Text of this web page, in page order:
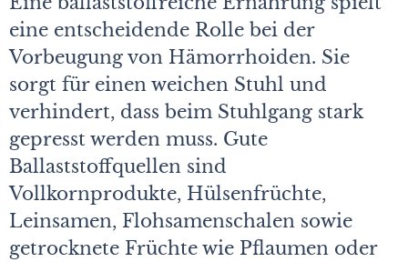
eine entscheidende Rolle bei der
Vorbeugung von Hämorrhoiden. Sie
sorgt für einen weichen Stuhl und
verhindert, dass beim Stuhlgang stark
gepresst werden muss. Gute
Ballaststoffquellen sind
Vollkornprodukte, Hülsenfrüchte,
Leinsamen, Flohsamenschalen sowie
getrocknete Früchte wie Pflaumen oder